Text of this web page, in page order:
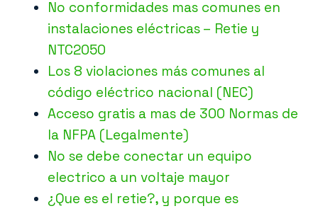
No conformidades mas comunes en
instalaciones eléctricas – Retie y
NTC2050
Los 8 violaciones más comunes al
código eléctrico nacional (NEC)
Acceso gratis a mas de 300 Normas de
la NFPA (Legalmente)
No se debe conectar un equipo
electrico a un voltaje mayor
¿Que es el retie?, y porque es